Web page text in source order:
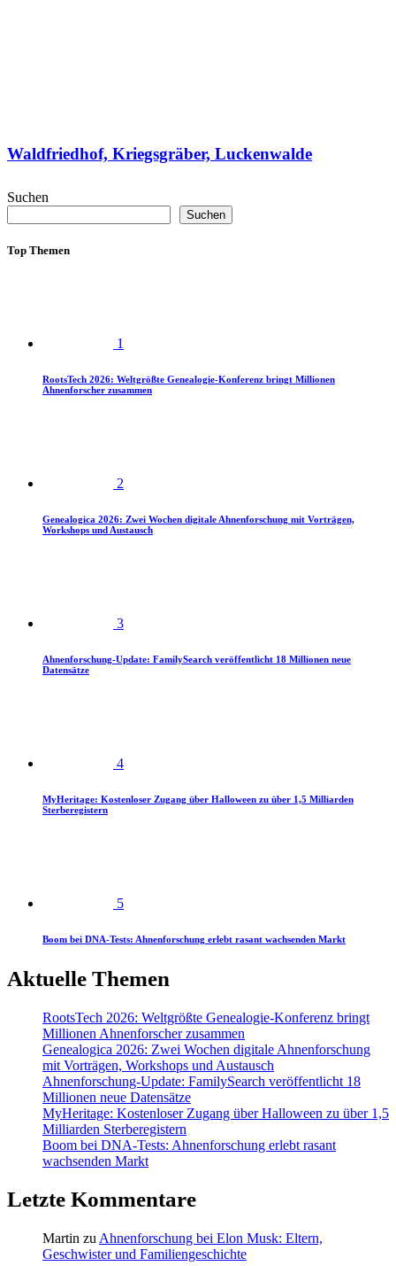
Waldfriedhof, Kriegsgräber, Luckenwalde
Suchen
Suchen
Top Themen
1
RootsTech 2026: Weltgrößte Genealogie-Konferenz bringt Millionen
Ahnenforscher zusammen
2
Genealogica 2026: Zwei Wochen digitale Ahnenforschung mit Vorträgen,
Workshops und Austausch
3
Ahnenforschung-Update: FamilySearch veröffentlicht 18 Millionen neue
Datensätze
4
MyHeritage: Kostenloser Zugang über Halloween zu über 1,5 Milliarden
Sterberegistern
5
Boom bei DNA-Tests: Ahnenforschung erlebt rasant wachsenden Markt
Aktuelle Themen
RootsTech 2026: Weltgrößte Genealogie-Konferenz bringt
Millionen Ahnenforscher zusammen
Genealogica 2026: Zwei Wochen digitale Ahnenforschung
mit Vorträgen, Workshops und Austausch
Ahnenforschung-Update: FamilySearch veröffentlicht 18
Millionen neue Datensätze
MyHeritage: Kostenloser Zugang über Halloween zu über 1,5
Milliarden Sterberegistern
Boom bei DNA-Tests: Ahnenforschung erlebt rasant
wachsenden Markt
Letzte Kommentare
Martin zu Ahnenforschung bei Elon Musk: Eltern,
Geschwister und Familiengeschichte